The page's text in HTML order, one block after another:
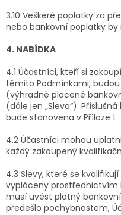
3.10 Veškeré poplatky za
nebo bankovní poplatky
4. NABÍDKA
4.1 Účastníci, kteří si
těmito Podmínkami,
(výhradně placené
(dále jen „Sleva“).
bude stanovena v Příloze 1.
4.2 Účastníci mohou
každý zakoupený
4.3 Slevy, které se
vypláceny prostřednictvím
musí uvést platný
předešlo pochybnostem,